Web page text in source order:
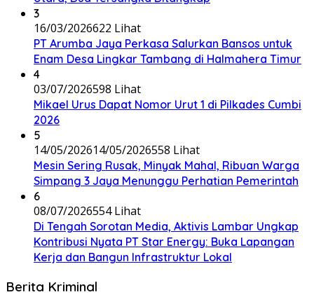
3
16/03/2026622 Lihat
PT Arumba Jaya Perkasa Salurkan Bansos untuk
Enam Desa Lingkar Tambang di Halmahera Timur
4
03/07/2026598 Lihat
Mikael Urus Dapat Nomor Urut 1 di Pilkades Cumbi
2026
5
14/05/202614/05/2026558 Lihat
Mesin Sering Rusak, Minyak Mahal, Ribuan Warga
Simpang 3 Jaya Menunggu Perhatian Pemerintah
6
08/07/2026554 Lihat
Di Tengah Sorotan Media, Aktivis Lambar Ungkap
Kontribusi Nyata PT Star Energy: Buka Lapangan
Kerja dan Bangun Infrastruktur Lokal
Berita Kriminal